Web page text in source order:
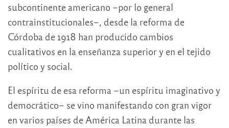
subcontinente americano –por lo general
contrainstitucionales–, desde la reforma de
Córdoba de 1918 han producido cambios
cualitativos en la enseñanza superior y en el tejido
político y social.
El espíritu de esa reforma –un espíritu imaginativo y
democrático– se vino manifestando con gran vigor
en varios países de América Latina durante las